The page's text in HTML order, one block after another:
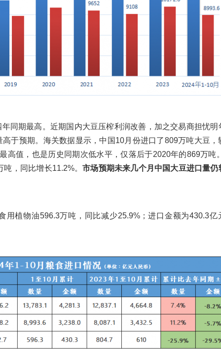
同期最高。近期国内大豆压榨利润改善，加之交易商担忧明
于预期。 海关数据显示，中国10月份进口了809万吨大豆，
高值，也是历史同期次低水平，仅落后于2020年的869万吨
吨，同比增长11.2%。市场预期未来几个月中国大豆进口量仍
用植物油596.3万吨，同比减少25.9%；进口金额为430.3亿